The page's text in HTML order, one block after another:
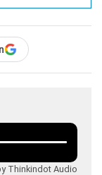
Thinkindot Audio